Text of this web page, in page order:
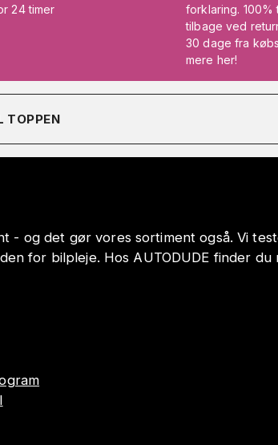
24 timer
forklaring.
tilbage ved
30 dage fra
mere her!
TOPPEN
- og det gør vores sortiment også. Vi
for bilpleje. Hos AUTODUDE finder